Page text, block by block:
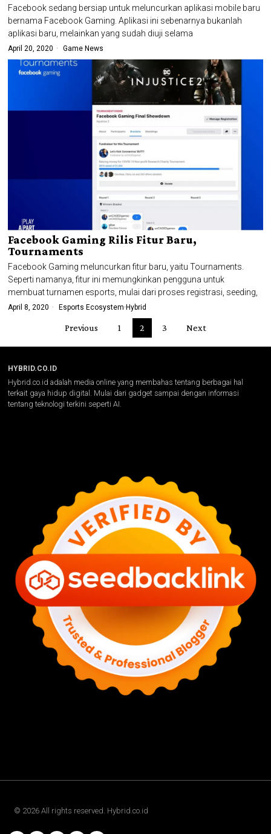
Facebook sedang bersiap untuk meluncurkan aplikasi mobile baru
bernama Facebook Gaming. Aplikasi ini sebenarnya bukanlah
aplikasi baru, melainkan yang sudah diuji selama
April 20, 2020 Game News
Facebook Gaming Rilis Fitur Baru,
Tournaments
Facebook Gaming meluncurkan fitur baru, yaitu Tournaments.
Seperti namanya, fitur ini memungkinkan pengguna untuk
membuat turnamen esports, mulai dari proses registrasi, seeding,
April 8, 2020 Esports Ecosystem· Hybrid
Previous 1 2 3 Next
HYBRID.CO.ID
Hybrid.co.id adalah media online yang membahas tentang berbagai hal
terkait gaya hidup digital. Mulai dari gadget sampai dengan informasi
tentang teknologi terkini seperti AI.
© 2026 All rights reserved. Hybrid.co.id